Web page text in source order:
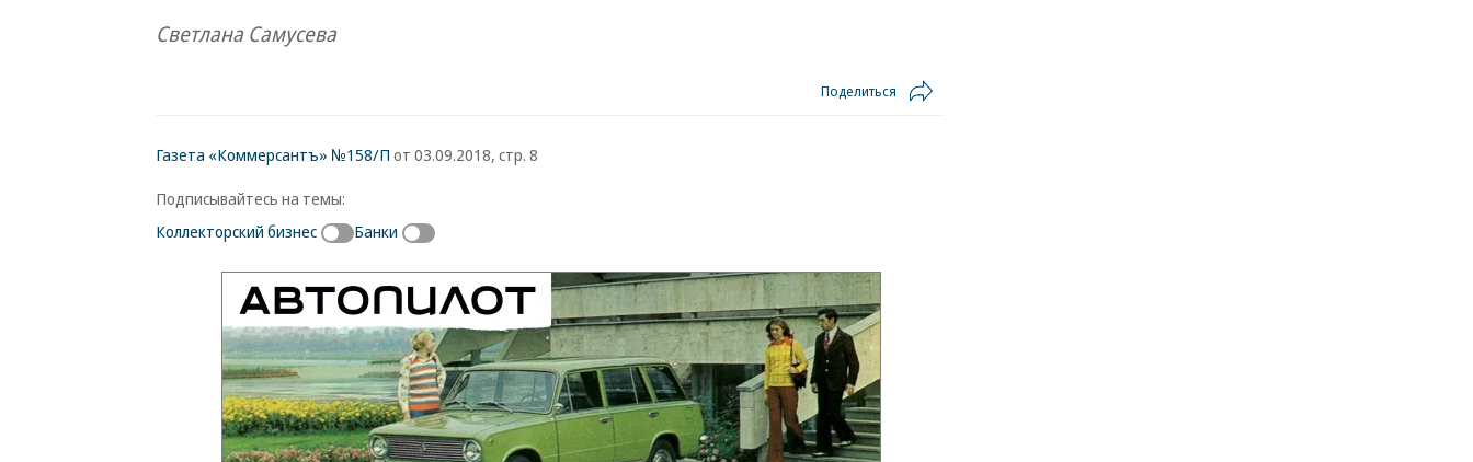
Светлана Самусева
Поделиться
Газета «Коммерсантъ» №158/П от 03.09.2018, стр. 8
Подписывайтесь на темы:
Коллекторский бизнес
Банки